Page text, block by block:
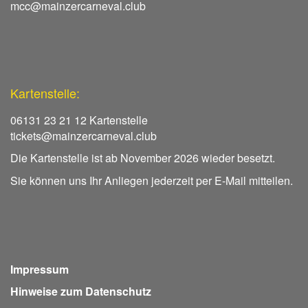
mcc@mainzercarneval.club
Kartenstelle:
06131 23 21 12 Kartenstelle
tickets@mainzercarneval.club
Die Kartenstelle ist ab November 2026 wieder besetzt.
Sie können uns Ihr Anliegen jederzeit per E-Mail mitteilen.
Impressum
Hinweise zum Datenschutz